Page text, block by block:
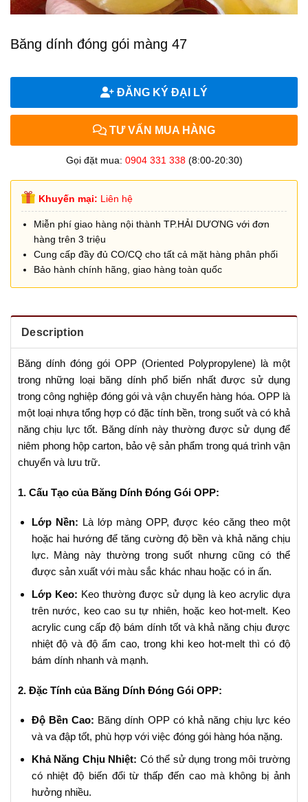
Băng dính đóng gói màng 47
ĐĂNG KÝ ĐẠI LÝ
TƯ VẤN MUA HÀNG
Gọi đặt mua: 0904 331 338(8:00-20:30)
Khuyến mại: Liên hệ
Miễn phí giao hàng nội thành TP.HẢI DƯƠNG với đơn
hàng trên 3 triệu
Cung cấp đầy đủ CO/CQ cho tất cả mặt hàng phân phối
Bảo hành chính hãng, giao hàng toàn quốc
Description
Băng dính đóng gói OPP (Oriented Polypropylene) là một
trong những loại băng dính phổ biến nhất được sử dụng
trong công nghiệp đóng gói và vận chuyển hàng hóa. OPP là
một loại nhựa tổng hợp có đặc tính bền, trong suốt và có khả
năng chịu lực tốt. Băng dính này thường được sử dụng để
niêm phong hộp carton, bảo vệ sản phẩm trong quá trình vận
chuyển và lưu trữ.
1. Cấu Tạo của Băng Dính Đóng Gói OPP:
Lớp Nền: Là lớp màng OPP, được kéo căng theo một
hoặc hai hướng để tăng cường độ bền và khả năng chịu
lực. Màng này thường trong suốt nhưng cũng có thể
được sản xuất với màu sắc khác nhau hoặc có in ấn.
Lớp Keo: Keo thường được sử dụng là keo acrylic dựa
trên nước, keo cao su tự nhiên, hoặc keo hot-melt. Keo
acrylic cung cấp độ bám dính tốt và khả năng chịu được
nhiệt độ và độ ẩm cao, trong khi keo hot-melt thì có độ
bám dính nhanh và mạnh.
2. Đặc Tính của Băng Dính Đóng Gói OPP:
Độ Bền Cao: Băng dính OPP có khả năng chịu lực kéo
và va đập tốt, phù hợp với việc đóng gói hàng hóa nặng.
Khả Năng Chịu Nhiệt: Có thể sử dụng trong môi trường
có nhiệt độ biến đổi từ thấp đến cao mà không bị ảnh
hưởng nhiều.